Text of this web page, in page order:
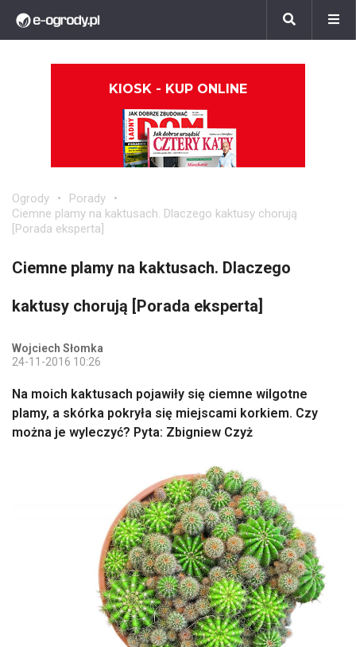
KIOSK - KUP ONLINE
Ogrody
Porady
Ciemne plamy na kaktusach. Dlaczego kaktusy chorują
[Porada eksperta]
Ciemne plamy na kaktusach. Dlaczego
kaktusy chorują [Porada eksperta]
Wojciech Słomka
24-11-2016 10:26
Na moich kaktusach pojawiły się ciemne wilgotne
plamy, a skórka pokryła się miejscami korkiem. Czy
można je wyleczyć? Pyta: Zbigniew Czyż